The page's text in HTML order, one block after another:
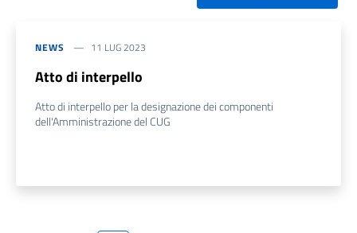
NEWS 11 LUG 2023
Atto di interpello
Atto di interpello per la designazione dei componenti
dell'Amministrazione del CUG